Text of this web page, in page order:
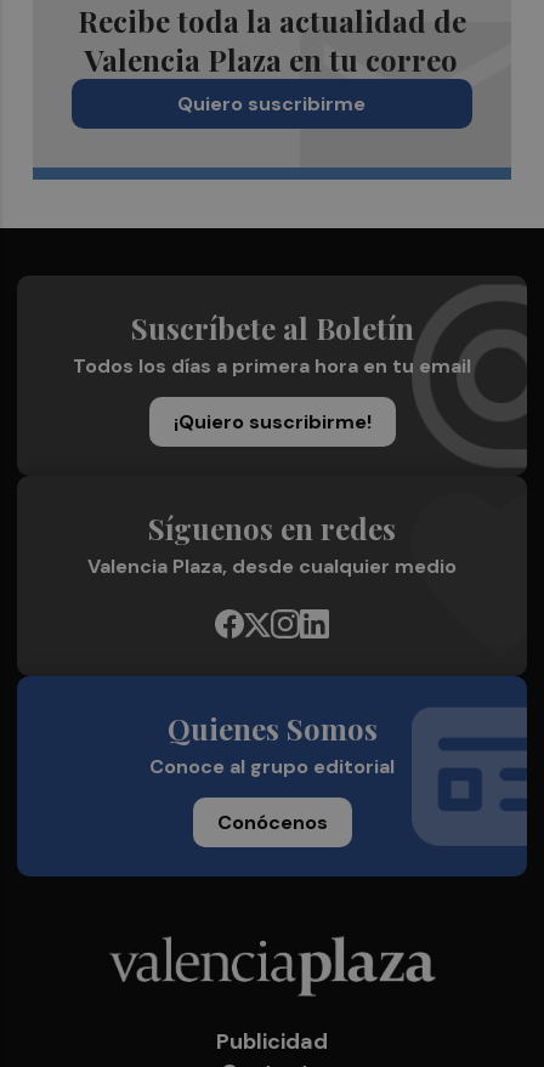
Recibe toda la actualidad de
Valencia Plaza en tu correo
Quiero suscribirme
Suscríbete al Boletín
Todos los días a primera hora en tu email
¡Quiero suscribirme!
Síguenos en redes
Valencia Plaza, desde cualquier medio
Quienes Somos
Conoce al grupo editorial
Conócenos
Publicidad